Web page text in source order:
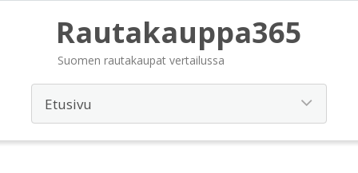
Rautakauppa365
Suomen rautakaupat vertailussa